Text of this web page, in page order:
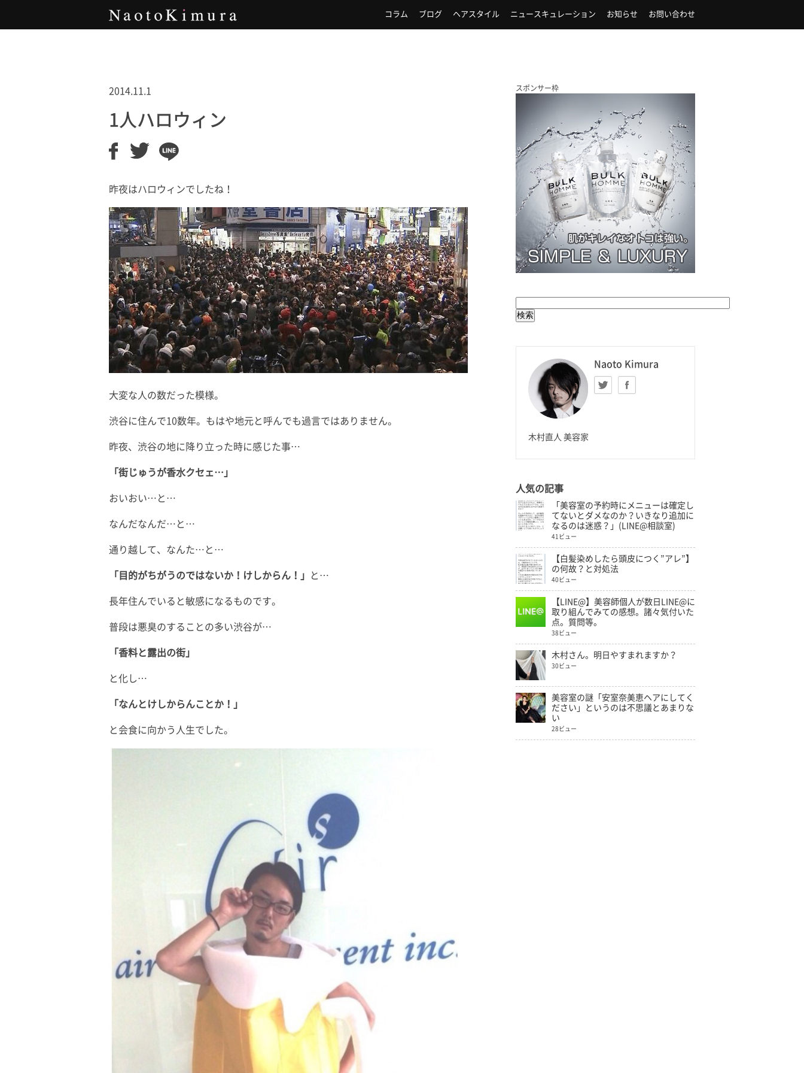
コラム ブログ ヘアスタイル ニュースキュレーション お知らせ お問い合わせ
2014.11.1
1人ハロウィン
昨夜はハロウィンでしたね！
大変な人の数だった模様。
渋谷に住んで10数年。もはや地元と呼んでも過言ではありません。
昨夜、渋谷の地に降り立った時に感じた事…
「街じゅうが香水クセェ…」
おいおい…と…
なんだなんだ…と…
通り越して、なんた…と…
「目的がちがうのではないか！けしからん！」 と…
長年住んでいると敏感になるものです。
普段は悪臭のすることの多い渋谷が…
「香料と露出の街」
と化し…
「なんとけしからんことか！」
と会食に向かう人生でした。
スポンサー枠
Naoto Kimura
木村直人 美容家
人気の記事
「美容室の予約時にメニューは確定し
てないとダメなのか？いきなり追加に
なるのは迷惑？」(LINE@相談室)
41ビュー
【白髪染めしたら頭皮につく”アレ”】
の何故？と対処法
40ビュー
【LINE@】美容師個人が数日LINE@に
取り組んでみての感想。諸々気付いた
点。質問等。
38ビュー
木村さん。明日やすまれますか？
30ビュー
美容室の謎「安室奈美恵ヘアにしてく
ださい」というのは不思議とあまりな
い
28ビュー